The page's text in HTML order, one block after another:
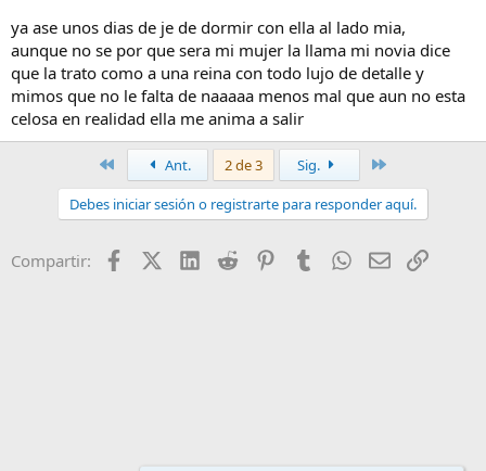
ahora y menos a medida que pasen los años,
Fº, Fº, A mi me han dicho que el dia que te llego la OM-D EM1 MKII
La primera noche dormiste con ella!! Es verdad??
;D
Yo si!!
;D ;D ;D
ya ase unos dias de je de dormir con ella al lado mia,
aunque no se por que sera mi mujer la llama mi novia dice
que la trato como a una reina con todo lujo de detalle y
mimos que no le falta de naaaaa menos mal que aun no esta
celosa en realidad ella me anima a salir
PrimeroAnt. 2 de 3 Sig.
Debes iniciar sesión o registrarte para responder aquí.
Compartir: FacebookX (Twitter)
LinkedIn
Reddit PinterestTumblr WhatsApp
EmailEnlace